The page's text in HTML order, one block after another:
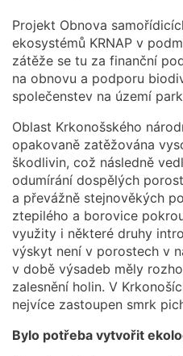
Projekt Obnova
ekosystémů KRNAP v
zátěže se tu za finanční
na obnovu a podporu
společenstev na území
Oblast Krkonošského
opakovaně zatěžována
škodlivin, což následně
odumírání dospělých
a převážně stejnověkých
ztepilého a borovice
využity i některé druhy
výskyt není v porostech v
v době výsadeb měly
zalesnění holin. V
nejvíce zastoupen smrk
Bylo potřeba vytvořit